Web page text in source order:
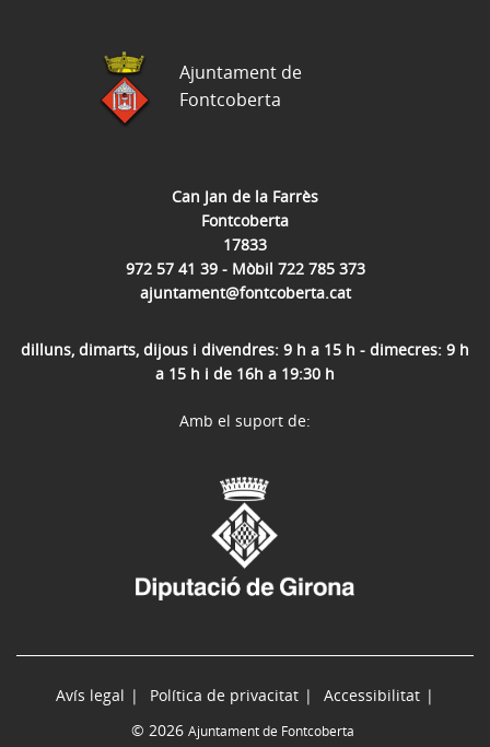
Can Jan de la Farrès
Fontcoberta
17833
972 57 41 39 - Mòbil 722 785 373
ajuntament@fontcoberta.cat
dilluns, dimarts, dijous i divendres: 9 h a 15 h - dimecres: 9 h
a 15 h i de 16h a 19:30 h
Ajuntament de
Fontcoberta
Avís legal Política de privacitat
Accessibilitat
© 2026 Ajuntament de Fontcoberta
Amb el suport de: